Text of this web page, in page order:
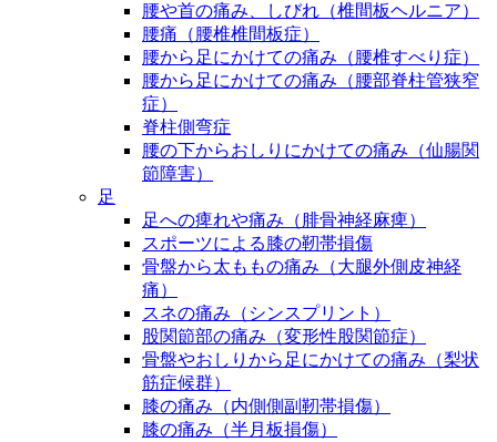
腰や首の痛み、しびれ（椎間板ヘルニア）
腰痛（腰椎椎間板症）
腰から足にかけての痛み（腰椎すべり症）
腰から足にかけての痛み（腰部脊柱管狭窄
症）
脊柱側弯症
腰の下からおしりにかけての痛み（仙腸関
節障害）
足
足への痺れや痛み（腓骨神経麻痺）
スポーツによる膝の靭帯損傷
骨盤から太ももの痛み（大腿外側皮神経
痛）
スネの痛み（シンスプリント）
股関節部の痛み（変形性股関節症）
骨盤やおしりから足にかけての痛み（梨状
筋症候群）
膝の痛み（内側側副靭帯損傷）
膝の痛み（半月板損傷）